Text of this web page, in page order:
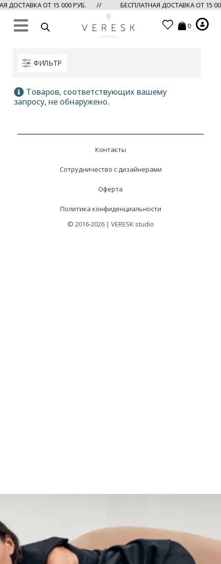
ДОСТАВКА ОТ 15 000 РУБ. // БЕСПЛАТНАЯ ДОСТАВКА ОТ 15
0
ФИЛЬТР
Товаров, соответствующих вашему
запросу, не обнаружено.
Контакты
Сотрудничество с дизайнерами
Оферта
Политика конфиденциальности
© 2016-2026 | VERESK studio